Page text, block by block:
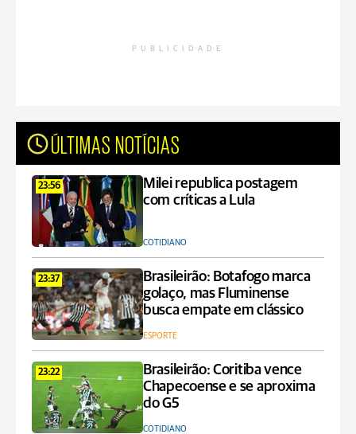
PUBLICIDADE
ÚLTIMAS NOTÍCIAS
23:56
Milei republica postagem
com críticas a Lula
COTIDIANO
23:37
Brasileirão: Botafogo marca
golaço, mas Fluminense
busca empate em clássico
ESPORTE
23:22
Brasileirão: Coritiba vence
Chapecoense e se aproxima
do G5
COTIDIANO